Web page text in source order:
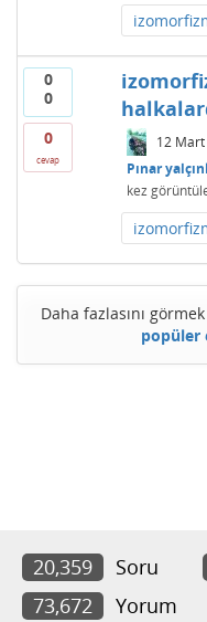
0
0
0
cevap
12
Pınar
kez
Daha fazlasını
popüler
20,359 Soru
73,672
Yorum